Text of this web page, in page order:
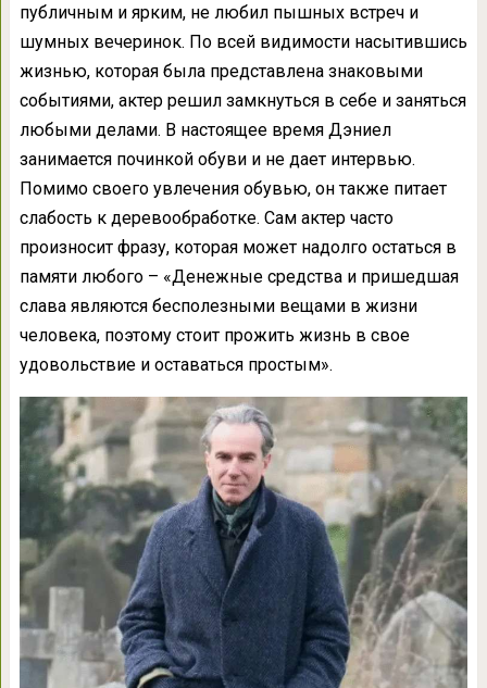
публичным и ярким, не любил пышных встреч и
шумных вечеринок. По всей видимости насытившись
жизнью, которая была представлена знаковыми
событиями, актер решил замкнуться в себе и заняться
любыми делами. В настоящее время Дэниел
занимается починкой обуви и не дает интервью.
Помимо своего увлечения обувью, он также питает
слабость к деревообработке. Сам актер часто
произносит фразу, которая может надолго остаться в
памяти любого – «Денежные средства и пришедшая
слава являются бесполезными вещами в жизни
человека, поэтому стоит прожить жизнь в свое
удовольствие и оставаться простым».